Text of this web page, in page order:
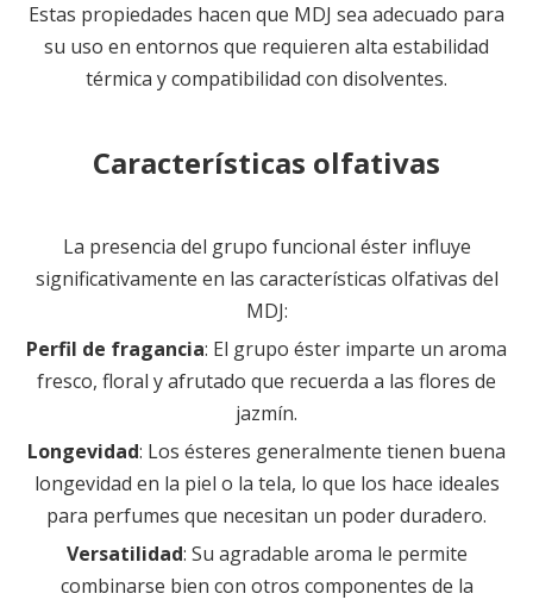
Estas propiedades hacen que MDJ sea adecuado para
su uso en entornos que requieren alta estabilidad
térmica y compatibilidad con disolventes.
Características olfativas
La presencia del grupo funcional éster influye
significativamente en las características olfativas del
MDJ:
Perfil de fragancia: El grupo éster imparte un aroma
fresco, floral y afrutado que recuerda a las flores de
jazmín.
Longevidad: Los ésteres generalmente tienen buena
longevidad en la piel o la tela, lo que los hace ideales
para perfumes que necesitan un poder duradero.
Versatilidad: Su agradable aroma le permite
combinarse bien con otros componentes de la